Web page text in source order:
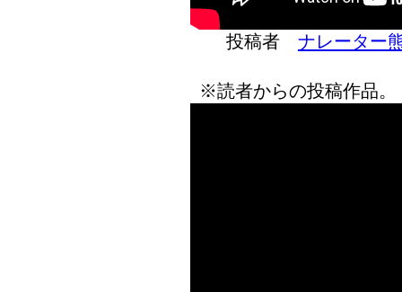
投稿者 ナレーター
※読者からの投稿作品